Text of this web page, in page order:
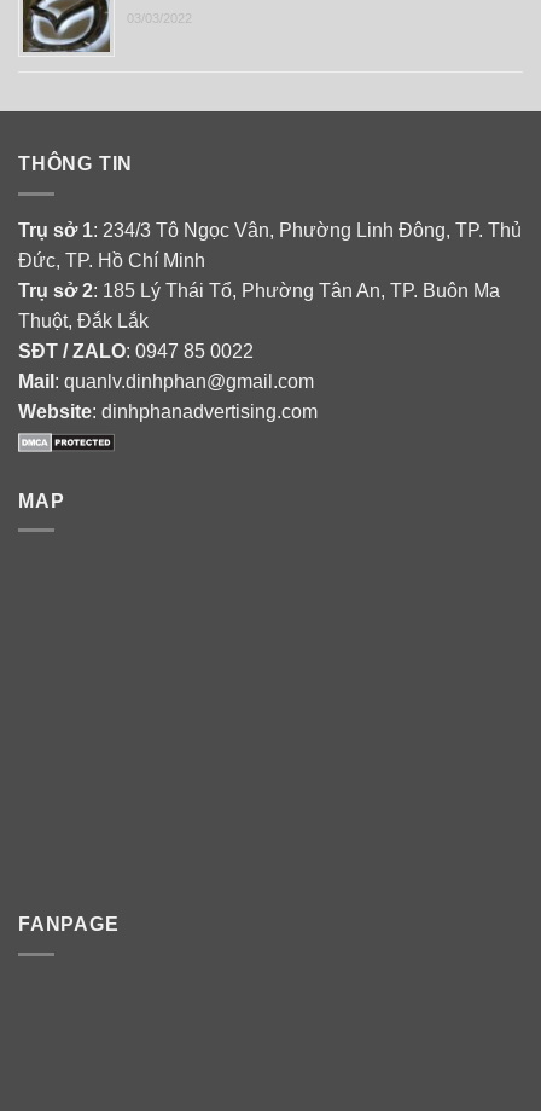
03/03/2022
THÔNG TIN
Trụ sở 1: 234/3 Tô Ngọc Vân, Phường Linh Đông, TP. Thủ
Đức, TP. Hồ Chí Minh
Trụ sở 2: 185 Lý Thái Tổ, Phường Tân An, TP. Buôn Ma
Thuột, Đắk Lắk
SĐT / ZALO: 0947 85 0022
Mail : quanlv.dinhphan@gmail.com
Website: dinhphanadvertising.com
MAP
FANPAGE